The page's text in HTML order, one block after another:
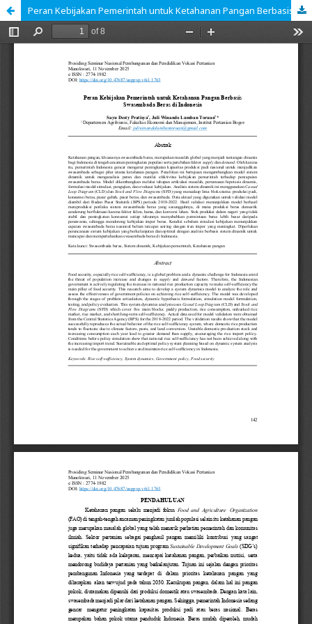
Peran Kebijakan Pemerintah untuk Ketahanan Pangan Berbasis Swasembada Beras di Indonesia